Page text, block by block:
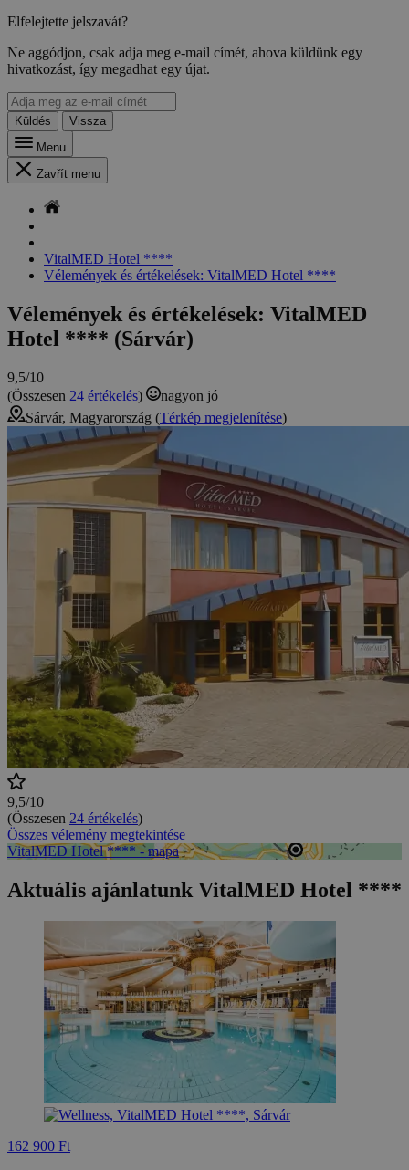
Elfelejtette jelszavát?
Ne aggódjon, csak adja meg e-mail címét, ahova küldünk egy
hivatkozást, így megadhat egy újat.
Küldés
Vissza
Menu
Zavřít menu
VitalMED Hotel ****
Vélemények és értékelések: VitalMED Hotel ****
Vélemények és értékelések: VitalMED
Hotel **** (Sárvár)
9,5/10
(Összesen 24 értékelés)
nagyon jó
Sárvár, Magyarország (Térkép megjelenítése)
9,5/10
(Összesen 24 értékelés)
Összes vélemény megtekintése
VitalMED Hotel **** - mapa
Aktuális ajánlatunk VitalMED Hotel ****
162 900 Ft